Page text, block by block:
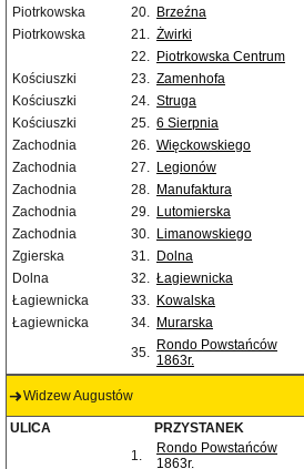
Piotrkowska
20. Brzeźna
Piotrkowska
21. Żwirki
22. Piotrkowska Centrum
Kościuszki
23. Zamenhofa
Kościuszki
24. Struga
Kościuszki
25. 6 Sierpnia
Zachodnia
26. Więckowskiego
Zachodnia
27. Legionów
Zachodnia
28. Manufaktura
Zachodnia
29. Lutomierska
Zachodnia
30. Limanowskiego
Zgierska
31. Dolna
Dolna
32. Łagiewnicka
Łagiewnicka
33. Kowalska
Łagiewnicka
34. Murarska
35. Rondo Powstańców
1863r.
Widzew Augustów
ULICA PRZYSTANEK
1.
Rondo Powstańców
1863r.